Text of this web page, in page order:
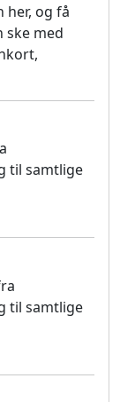
her, og få
ske med
til samtlige
til samtlige